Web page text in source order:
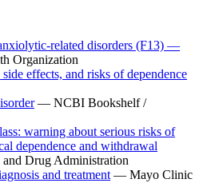
related disorders (F13) —
Organization
effects, and risks of dependence
— NCBI Bookshelf /
warning about serious risks of
dependence and withdrawal
Drug Administration
and treatment — Mayo Clinic